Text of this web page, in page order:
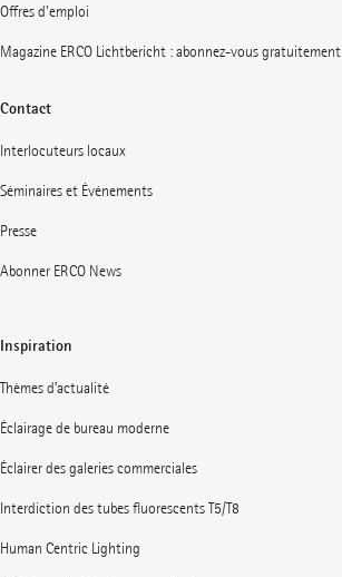
Offres d'emploi
Magazine ERCO Lichtbericht : abonnez-vous gratuitement
Contact
Interlocuteurs locaux
Séminaires et Événements
Presse
Abonner ERCO News
Inspiration
Thèmes d’actualité
Éclairage de bureau moderne
Éclairer des galeries commerciales
Interdiction des tubes fluorescents T5/T8
Human Centric Lighting